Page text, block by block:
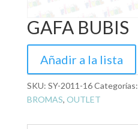
GAFA BUBIS
Añadir a la lista
SKU: SY-2011-16Categorías:
BROMAS, OUTLET